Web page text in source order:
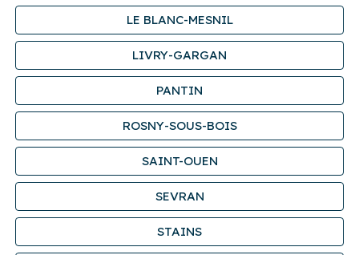
LE BLANC-MESNIL
LIVRY-GARGAN
PANTIN
ROSNY-SOUS-BOIS
SAINT-OUEN
SEVRAN
STAINS